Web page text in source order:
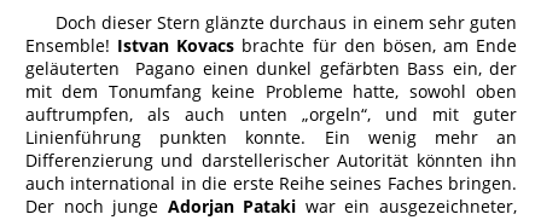
Doch dieser Stern glänzte durchaus in einem sehr guten
Ensemble! Istvan Kovacs brachte für den bösen, am Ende
geläuterten Pagano einen dunkel gefärbten Bass ein, der
mit dem Tonumfang keine Probleme hatte, sowohl oben
auftrumpfen, als auch unten „orgeln“, und mit guter
Linienführung punkten konnte. Ein wenig mehr an
Differenzierung und darstellerischer Autorität könnten ihn
auch international in die erste Reihe seines Faches bringen.
Der noch junge Adorjan Pataki war ein ausgezeichneter,